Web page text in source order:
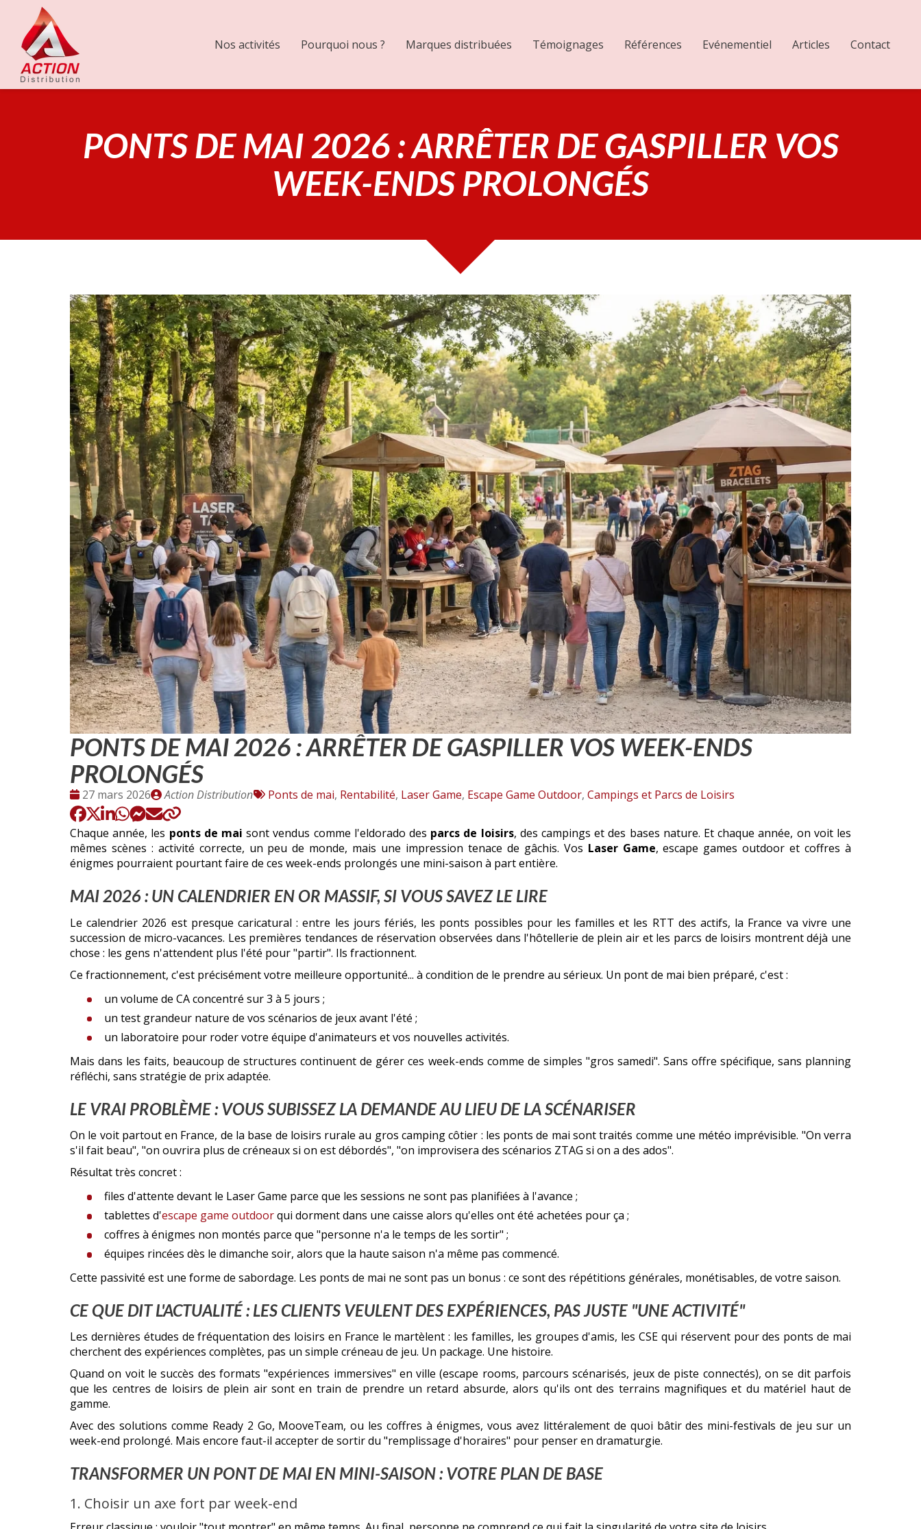
Nos activités Pourquoi nous ? Marques distribuées Témoignages Références Evénementiel Articles Contact
PONTS DE MAI 2026 : ARRÊTER DE GASPILLER VOS
WEEK-ENDS PROLONGÉS
PONTS DE MAI 2026 : ARRÊTER DE GASPILLER VOS WEEK-ENDS
PROLONGÉS
Date
:
27 mars 2026
Publié
par
Action Distribution
Tags
Ponts de mai, Rentabilité, Laser Game, Escape Game Outdoor, Campings et Parcs de Loisirs
Chaque année, les ponts de mai sont vendus comme l'eldorado des parcs de loisirs, des campings et des bases nature. Et chaque année, on voit les
mêmes scènes : activité correcte, un peu de monde, mais une impression tenace de gâchis. Vos Laser Game, escape games outdoor et coffres à
énigmes pourraient pourtant faire de ces week-ends prolongés une mini-saison à part entière.
MAI 2026 : UN CALENDRIER EN OR MASSIF, SI VOUS SAVEZ LE LIRE
Le calendrier 2026 est presque caricatural : entre les jours fériés, les ponts possibles pour les familles et les RTT des actifs, la France va vivre une
succession de micro-vacances. Les premières tendances de réservation observées dans l'hôtellerie de plein air et les parcs de loisirs montrent déjà une
chose : les gens n'attendent plus l'été pour "partir". Ils fractionnent.
Ce fractionnement, c'est précisément votre meilleure opportunité... à condition de le prendre au sérieux. Un pont de mai bien préparé, c'est :
un volume de CA concentré sur 3 à 5 jours ;
un test grandeur nature de vos scénarios de jeux avant l'été ;
un laboratoire pour roder votre équipe d'animateurs et vos nouvelles activités.
Mais dans les faits, beaucoup de structures continuent de gérer ces week-ends comme de simples "gros samedi". Sans offre spécifique, sans planning
réfléchi, sans stratégie de prix adaptée.
LE VRAI PROBLÈME : VOUS SUBISSEZ LA DEMANDE AU LIEU DE LA SCÉNARISER
On le voit partout en France, de la base de loisirs rurale au gros camping côtier : les ponts de mai sont traités comme une météo imprévisible. "On verra
s'il fait beau", "on ouvrira plus de créneaux si on est débordés", "on improvisera des scénarios ZTAG si on a des ados".
Résultat très concret :
files d'attente devant le Laser Game parce que les sessions ne sont pas planifiées à l'avance ;
tablettes d'escape game outdoorqui dorment dans une caisse alors qu'elles ont été achetées pour ça ;
coffres à énigmes non montés parce que "personne n'a le temps de les sortir" ;
équipes rincées dès le dimanche soir, alors que la haute saison n'a même pas commencé.
Cette passivité est une forme de sabordage. Les ponts de mai ne sont pas un bonus : ce sont des répétitions générales, monétisables, de votre saison.
CE QUE DIT L'ACTUALITÉ : LES CLIENTS VEULENT DES EXPÉRIENCES, PAS JUSTE "UNE ACTIVITÉ"
Les dernières études de fréquentation des loisirs en France le martèlent : les familles, les groupes d'amis, les CSE qui réservent pour des ponts de mai
cherchent des expériences complètes, pas un simple créneau de jeu. Un package. Une histoire.
Quand on voit le succès des formats "expériences immersives" en ville (escape rooms, parcours scénarisés, jeux de piste connectés), on se dit parfois
que les centres de loisirs de plein air sont en train de prendre un retard absurde, alors qu'ils ont des terrains magnifiques et du matériel haut de
gamme.
Avec des solutions comme Ready 2 Go, MooveTeam, ou les coffres à énigmes, vous avez littéralement de quoi bâtir des mini-festivals de jeu sur un
week-end prolongé. Mais encore faut-il accepter de sortir du "remplissage d'horaires" pour penser en dramaturgie.
TRANSFORMER UN PONT DE MAI EN MINI-SAISON : VOTRE PLAN DE BASE
1. Choisir un axe fort par week-end